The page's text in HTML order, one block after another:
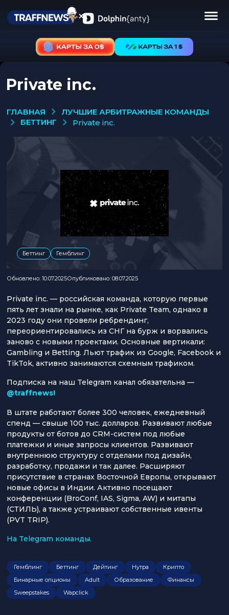
Private inc.
ГЛАВНАЯ
ЛУЧШИЕ АРБИТРАЖНЫЕ КОМАНДЫ
БЕТТИНГ
private inc.
Беттинг Гемблинг
Обновлено: 10.07.2025Опубликовано: 08.07.2025
Private inc. — российская команда, которую первые
пять лет знали на рынке, как Private Team, однако в
2023 году они провели ребрендинг,
переориентировались из СНГ на бурж и ворвались
заново с новыми проектами. Основные вертикали:
Gambling и Betting. Льют трафик из Google, Facebook и
TikTok, активно занимаются схемным трафиком.
Подписка на наш Telegram канал обязательна —
@traffnews!
В штате работают более 300 человек, ежедневный
спенд — свыше 100 тыс. долларов. Развивают любые
продукты от ботов до CRM-систем под любые
платежки и иные запросы клиентов. Развивают
внутреннюю структуру с отделами под дизайн,
разработку, продажи и так далее. Расширяют
присутствие в странах Восточной Европы, открывают
новые офисы в Индии. Активно посещают
конференции (BroConf, IAS, Sigma, AW) и митапы
(СТИЛЬ), а также устраивают собственные ивенты
(PVT TRIP).
На Telegram команды.
Гемблинг Беттинг Дейтинг Нутра
Крипто
Бинарные опционы
Adult Образование
Финансы
Sweepstakes
Wapclick